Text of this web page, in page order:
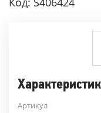
Артикул